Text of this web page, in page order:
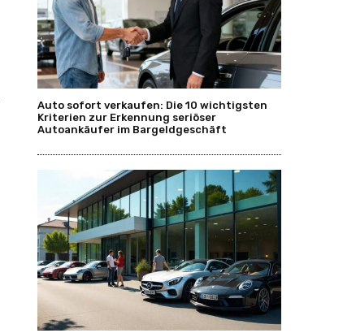
Auto sofort verkaufen: Die 10 wichtigsten
Kriterien zur Erkennung seriöser
Autoankäufer im Bargeldgeschäft